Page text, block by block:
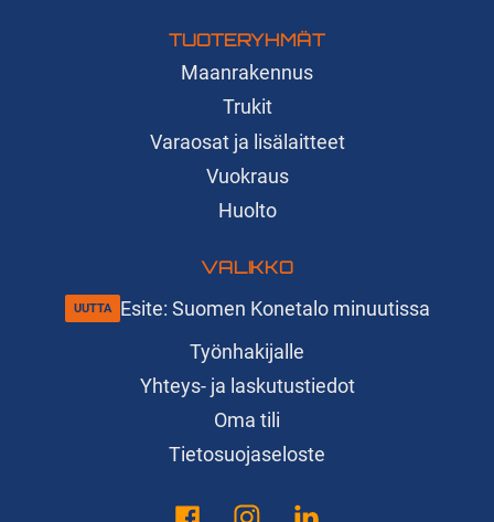
TUOTERYHMÄT
Maanrakennus
Trukit
Varaosat ja lisälaitteet
Vuokraus
Huolto
VALIKKO
Esite: Suomen Konetalo minuutissa
Työnhakijalle
Yhteys- ja laskutustiedot
Oma tili
Tietosuojaseloste